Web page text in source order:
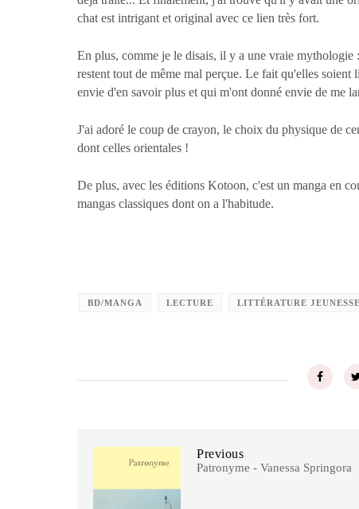
chat est intrigant et original avec ce lien très fort.
En plus, comme je le disais, il y a une vraie mythologie
restent tout de même mal perçue. Le fait qu'elles
envie d'en savoir plus et qui m'ont donné envie de me
J'ai adoré le coup de crayon, le choix du physique de
dont celles orientales !
De plus, avec les éditions Kotoon, c'est un manga en
mangas classiques dont on a l'habitude.
BD/MANGA LECTURE LITTÉRATURE JEUNESSE
Previous
Patronyme - Vanessa Springora